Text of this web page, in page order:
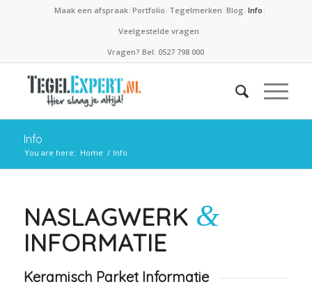
Maak een afspraak Portfolio Tegelmerken Blog Info
Veelgestelde vragen
Vragen? Bel: 0527 798 000
Info
You are here: Home / Info
NASLAGWERK &
INFORMATIE
Keramisch Parket Informatie